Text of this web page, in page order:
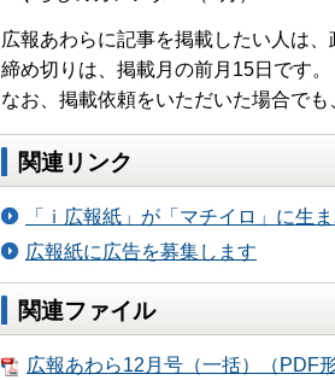
広報あわらに記事を掲載したい人は、
締め切りは、掲載月の前月15日です
なお、掲載依頼をいただいた場合で
関連リンク
「ｉ広報紙」が「マチイロ」に生
広報紙に広告を募集します
関連ファイル
広報あわら12月号（一括）（PDF